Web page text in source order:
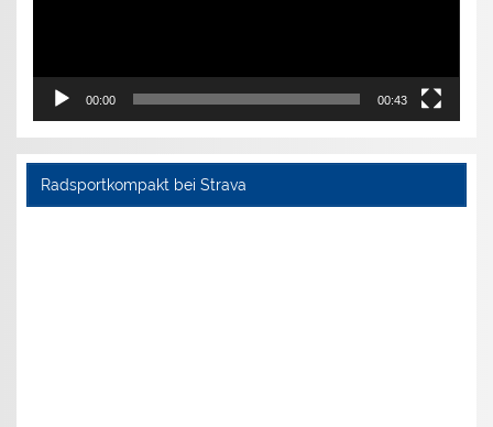
00:00 00:43
Radsportkompakt bei Strava